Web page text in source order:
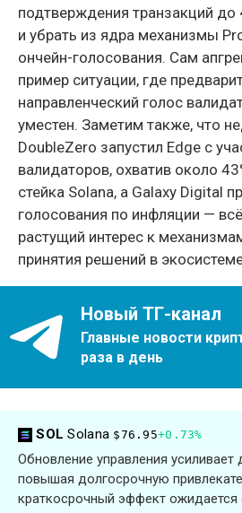
подтверждения транзакций до
и убрать из ядра механизмы
ончейн-голосования. Сам
пример ситуации, где
направленческий голос
уместен. Заметим также, что
DoubleZero запустил Edge с
валидаторов, охватив около
стейка Solana, а Galaxy Digital
голосования по инфляции —
растущий интерес к
принятия решений в
Новый ТГ-канал
Главные новости
раза в день
SOLSolana $76.95+0.73%
Обновление управления усиливает
повышая долгосрочную
краткосрочный эффект ожидается